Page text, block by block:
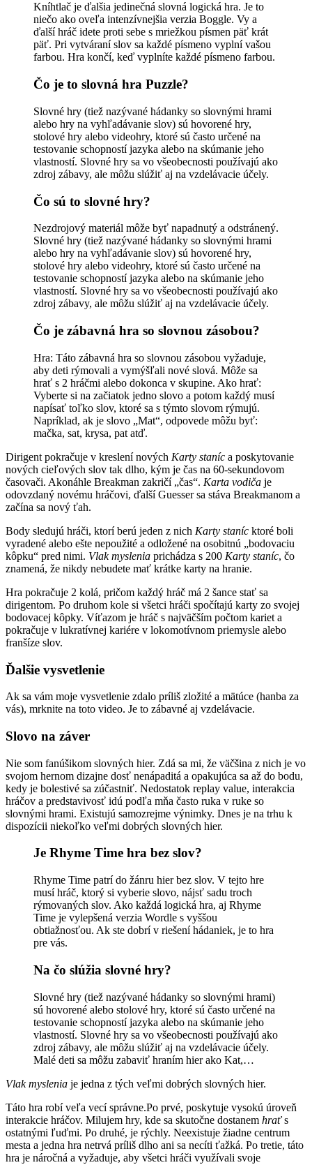
Kníhtlač je ďalšia jedinečná slovná logická hra. Je to
niečo ako oveľa intenzívnejšia verzia Boggle. Vy a
ďalší hráč idete proti sebe s mriežkou písmen päť krát
päť. Pri vytváraní slov sa každé písmeno vyplní vašou
farbou. Hra končí, keď vyplníte každé písmeno farbou.
Čo je to slovná hra Puzzle?
Slovné hry (tiež nazývané hádanky so slovnými hrami
alebo hry na vyhľadávanie slov) sú hovorené hry,
stolové hry alebo videohry, ktoré sú často určené na
testovanie schopností jazyka alebo na skúmanie jeho
vlastností. Slovné hry sa vo všeobecnosti používajú ako
zdroj zábavy, ale môžu slúžiť aj na vzdelávacie účely.
Čo sú to slovné hry?
Nezdrojový materiál môže byť napadnutý a odstránený.
Slovné hry (tiež nazývané hádanky so slovnými hrami
alebo hry na vyhľadávanie slov) sú hovorené hry,
stolové hry alebo videohry, ktoré sú často určené na
testovanie schopností jazyka alebo na skúmanie jeho
vlastností. Slovné hry sa vo všeobecnosti používajú ako
zdroj zábavy, ale môžu slúžiť aj na vzdelávacie účely.
Čo je zábavná hra so slovnou zásobou?
Hra: Táto zábavná hra so slovnou zásobou vyžaduje,
aby deti rýmovali a vymýšľali nové slová. Môže sa
hrať s 2 hráčmi alebo dokonca v skupine. Ako hrať:
Vyberte si na začiatok jedno slovo a potom každý musí
napísať toľko slov, ktoré sa s týmto slovom rýmujú.
Napríklad, ak je slovo „Mat“, odpovede môžu byť:
mačka, sat, krysa, pat atď.
Dirigent pokračuje v kreslení nových Karty staníc a poskytovanie
nových cieľových slov tak dlho, kým je čas na 60-sekundovom
časovači. Akonáhle Breakman zakričí „čas“. Karta vodiča je
odovzdaný novému hráčovi, ďalší Guesser sa stáva Breakmanom a
začína sa nový ťah.
Body sledujú hráči, ktorí berú jeden z nich Karty staníc ktoré boli
vyradené alebo ešte nepoužité a odložené na osobitnú „bodovaciu
kôpku“ pred nimi. Vlak myslenia prichádza s 200 Karty staníc, čo
znamená, že nikdy nebudete mať krátke karty na hranie.
Hra pokračuje 2 kolá, pričom každý hráč má 2 šance stať sa
dirigentom. Po druhom kole si všetci hráči spočítajú karty zo svojej
bodovacej kôpky. Víťazom je hráč s najväčším počtom kariet a
pokračuje v lukratívnej kariére v lokomotívnom priemysle alebo
franšíze slov.
Ďalšie vysvetlenie
Ak sa vám moje vysvetlenie zdalo príliš zložité a mätúce (hanba za
vás), mrknite na toto video. Je to zábavné aj vzdelávacie.
Slovo na záver
Nie som fanúšikom slovných hier. Zdá sa mi, že väčšina z nich je vo
svojom hernom dizajne dosť nenápaditá a opakujúca sa až do bodu,
kedy je bolestivé sa zúčastniť. Nedostatok replay value, interakcia
hráčov a predstavivosť idú podľa mňa často ruka v ruke so
slovnými hrami. Existujú samozrejme výnimky. Dnes je na trhu k
dispozícii niekoľko veľmi dobrých slovných hier.
Je Rhyme Time hra bez slov?
Rhyme Time patrí do žánru hier bez slov. V tejto hre
musí hráč, ktorý si vyberie slovo, nájsť sadu troch
rýmovaných slov. Ako každá logická hra, aj Rhyme
Time je vylepšená verzia Wordle s vyššou
obtiažnosťou. Ak ste dobrí v riešení hádaniek, je to hra
pre vás.
Na čo slúžia slovné hry?
Slovné hry (tiež nazývané hádanky so slovnými hrami)
sú hovorené alebo stolové hry, ktoré sú často určené na
testovanie schopností jazyka alebo na skúmanie jeho
vlastností. Slovné hry sa vo všeobecnosti používajú ako
zdroj zábavy, ale môžu slúžiť aj na vzdelávacie účely.
Malé deti sa môžu zabaviť hraním hier ako Kat,…
Vlak myslenia je jedna z tých veľmi dobrých slovných hier.
Táto hra robí veľa vecí správne.Po prvé, poskytuje vysokú úroveň
interakcie hráčov. Milujem hry, kde sa skutočne dostanem hraťs
ostatnými ľuďmi. Po druhé, je rýchly. Neexistuje žiadne centrum
mesta a jedna hra netrvá príliš dlho ani sa necíti ťažká. Po tretie, táto
hra je náročná a vyžaduje, aby všetci hráči využívali svoje